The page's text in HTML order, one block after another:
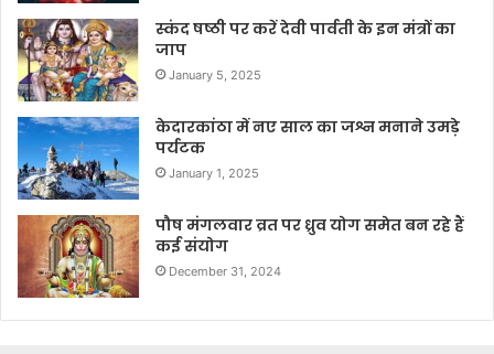
स्कंद षष्ठी पर करें देवी पार्वती के इन मंत्रों का
जाप
January 5, 2025
केदारकांठा में नए साल का जश्न मनाने उमड़े
पर्यटक
January 1, 2025
पौष मंगलवार व्रत पर ध्रुव योग समेत बन रहे हैं
कई संयोग
December 31, 2024